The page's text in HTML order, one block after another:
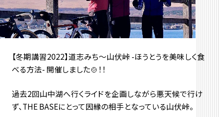
【冬期講習2022】道志みち〜山伏峠 -ほうとうを美味しく食
べる方法- 開催しました🍲！！
過去2回山中湖へ行くライドを企画しながら悪天候で行け
ず、THE BASEにとって因縁の相手となっている山伏峠。